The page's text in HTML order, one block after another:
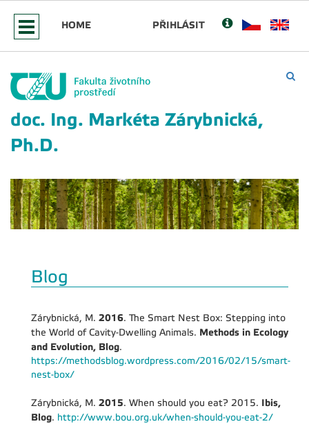
HOME PŘIHLÁSIT
doc. Ing. Markéta Zárybnická,
Ph.D.
Blog
Zárybnická, M. 2016. The Smart Nest Box: Stepping into
the World of Cavity-Dwelling Animals. Methods in Ecology
and Evolution, Blog.
https://methodsblog.wordpress.com/2016/02/15/smart-
nest-box/
Zárybnická, M. 2015. When should you eat? 2015. Ibis,
Blog. http://www.bou.org.uk/when-should-you-eat-2/